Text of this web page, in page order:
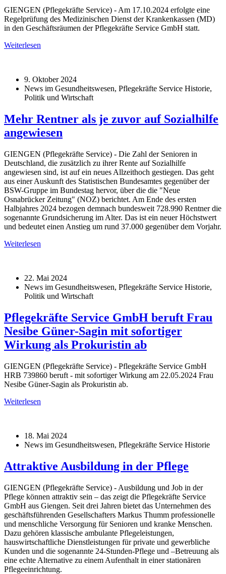
GIENGEN (Pflegekräfte Service) - Am 17.10.2024 erfolgte eine
Regelprüfung des Medizinischen Dienst der Krankenkassen (MD)
in den Geschäftsräumen der Pflegekräfte Service GmbH statt.
Weiterlesen
9. Oktober 2024
News im Gesundheitswesen, Pflegekräfte Service Historie,
Politik und Wirtschaft
Mehr Rentner als je zuvor auf Sozialhilfe
angewiesen
GIENGEN (Pflegekräfte Service) - Die Zahl der Senioren in
Deutschland, die zusätzlich zu ihrer Rente auf Sozialhilfe
angewiesen sind, ist auf ein neues Allzeithoch gestiegen. Das geht
aus einer Auskunft des Statistischen Bundesamtes gegenüber der
BSW-Gruppe im Bundestag hervor, über die die "Neue
Osnabrücker Zeitung" (NOZ) berichtet. Am Ende des ersten
Halbjahres 2024 bezogen demnach bundesweit 728.990 Rentner die
sogenannte Grundsicherung im Alter. Das ist ein neuer Höchstwert
und bedeutet einen Anstieg um rund 37.000 gegenüber dem Vorjahr.
Weiterlesen
22. Mai 2024
News im Gesundheitswesen, Pflegekräfte Service Historie,
Politik und Wirtschaft
Pflegekräfte Service GmbH beruft Frau
Nesibe Güner-Sagin mit sofortiger
Wirkung als Prokuristin ab
GIENGEN (Pflegekräfte Service) - Pflegekräfte Service GmbH
HRB 739860 beruft - mit sofortiger Wirkung am 22.05.2024 Frau
Nesibe Güner-Sagin als Prokuristin ab.
Weiterlesen
18. Mai 2024
News im Gesundheitswesen, Pflegekräfte Service Historie
Attraktive Ausbildung in der Pflege
GIENGEN (Pflegekräfte Service) - Ausbildung und Job in der
Pflege können attraktiv sein – das zeigt die Pflegekräfte Service
GmbH aus Giengen. Seit drei Jahren bietet das Unternehmen des
geschäftsführenden Gesellschafters Markus Thumm professionelle
und menschliche Versorgung für Senioren und kranke Menschen.
Dazu gehören klassische ambulante Pflegeleistungen,
hauswirtschaftliche Dienstleistungen für private und gewerbliche
Kunden und die sogenannte 24-Stunden-Pflege und –Betreuung als
eine echte Alternative zu einem Aufenthalt in einer stationären
Pflegeeinrichtung.